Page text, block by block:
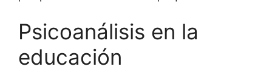
Psicoanálisis en la
educación